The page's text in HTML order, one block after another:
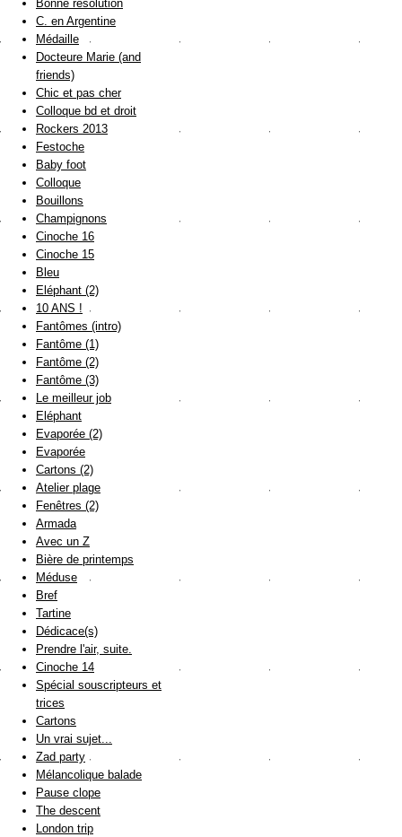
Bonne résolution
C. en Argentine
Médaille
Docteure Marie (and
friends)
Chic et pas cher
Colloque bd et droit
Rockers 2013
Festoche
Baby foot
Colloque
Bouillons
Champignons
Cinoche 16
Cinoche 15
Bleu
Eléphant (2)
10 ANS !
Fantômes (intro)
Fantôme (1)
Fantôme (2)
Fantôme (3)
Le meilleur job
Eléphant
Evaporée (2)
Evaporée
Cartons (2)
Atelier plage
Fenêtres (2)
Armada
Avec un Z
Bière de printemps
Méduse
Bref
Tartine
Dédicace(s)
Prendre l'air, suite.
Cinoche 14
Spécial souscripteurs et
trices
Cartons
Un vrai sujet...
Zad party
Mélancolique balade
Pause clope
The descent
London trip